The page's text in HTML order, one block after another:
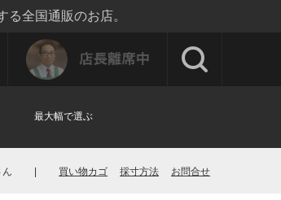
全国通販のお店。
最大幅で選ぶ
ん 買い物カゴ 採寸方法 お問合せ